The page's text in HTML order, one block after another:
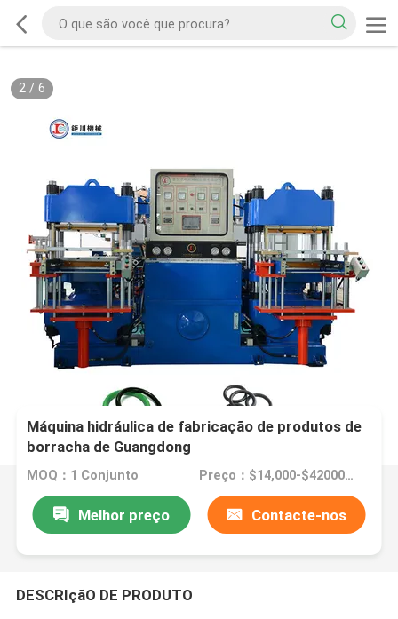
2/ 6
Máquina hidráulica de fabricação de produtos de
borracha de Guangdong
MOQ：1 Conjunto Preço：$14,000-$42000/sets >=1 sets
Melhor preço Contacte-nos
DESCRIçãO DE PRODUTO